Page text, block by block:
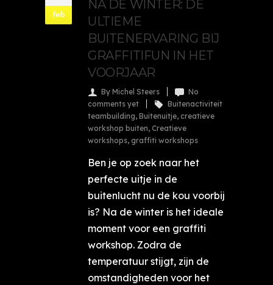
feb
NA DE WINTER: DE
ULTIEME
BUITENERVARING BIJ
GRAFFITIFUN IN HET
VOORJAAR
By Michel Steers
No
comments yet
Buitenactiviteit
teambuilding, Buitenuitje, creatieve
workshop buiten, Creatieve
workshops, graffiti workshops
Ben je op zoek naar het
perfecte uitje in de
buitenlucht nu de kou voorbij
is? Na de winter is het ideale
moment voor een graffiti
workshop. Zodra de
temperatuur stijgt, zijn de
omstandigheden voor het